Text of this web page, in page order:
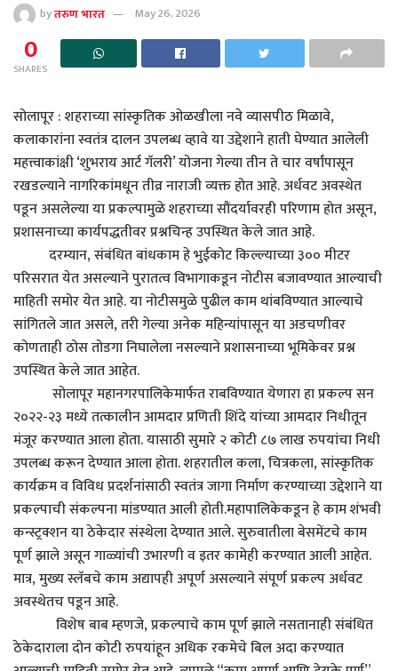
byतरुण भारत May 26, 2026
0
SHARES
सोलापूर : शहराच्या सांस्कृतिक ओळखीला नवे व्यासपीठ मिळावे,
कलाकारांना स्वतंत्र दालन उपलब्ध व्हावे या उद्देशाने हाती घेण्यात आलेली
महत्त्वाकांक्षी ‘शुभराय आर्ट गॅलरी’ योजना गेल्या तीन ते चार वर्षांपासून
रखडल्याने नागरिकांमधून तीव्र नाराजी व्यक्त होत आहे. अर्धवट अवस्थेत
पडून असलेल्या या प्रकल्पामुळे शहराच्या सौंदर्यावरही परिणाम होत असून,
प्रशासनाच्या कार्यपद्धतीवर प्रश्नचिन्ह उपस्थित केले जात आहे.
दरम्यान, संबंधित बांधकाम हे भुईकोट किल्ल्याच्या ३०० मीटर
परिसरात येत असल्याने पुरातत्व विभागाकडून नोटीस बजावण्यात आल्याची
माहिती समोर येत आहे. या नोटीसमुळे पुढील काम थांबविण्यात आल्याचे
सांगितले जात असले, तरी गेल्या अनेक महिन्यांपासून या अडचणीवर
कोणताही ठोस तोडगा निघालेला नसल्याने प्रशासनाच्या भूमिकेवर प्रश्न
उपस्थित केले जात आहेत.
सोलापूर महानगरपालिकेमार्फत राबविण्यात येणारा हा प्रकल्प सन
२०२२-२३ मध्ये तत्कालीन आमदार प्रणिती शिंदे यांच्या आमदार निधीतून
मंजूर करण्यात आला होता. यासाठी सुमारे २ कोटी ८७ लाख रुपयांचा निधी
उपलब्ध करून देण्यात आला होता. शहरातील कला, चित्रकला, सांस्कृतिक
कार्यक्रम व विविध प्रदर्शनांसाठी स्वतंत्र जागा निर्माण करण्याच्या उद्देशाने या
प्रकल्पाची संकल्पना मांडण्यात आली होती.महापालिकेकडून हे काम शंभवी
कन्स्ट्रक्शन या ठेकेदार संस्थेला देण्यात आले. सुरुवातीला बेसमेंटचे काम
पूर्ण झाले असून गाळ्यांची उभारणी व इतर कामेही करण्यात आली आहेत.
मात्र, मुख्य स्लॅबचे काम अद्यापही अपूर्ण असल्याने संपूर्ण प्रकल्प अर्धवट
अवस्थेतच पडून आहे.
विशेष बाब म्हणजे, प्रकल्पाचे काम पूर्ण झाले नसतानाही संबंधित
ठेकेदाराला दोन कोटी रुपयांहून अधिक रकमेचे बिल अदा करण्यात